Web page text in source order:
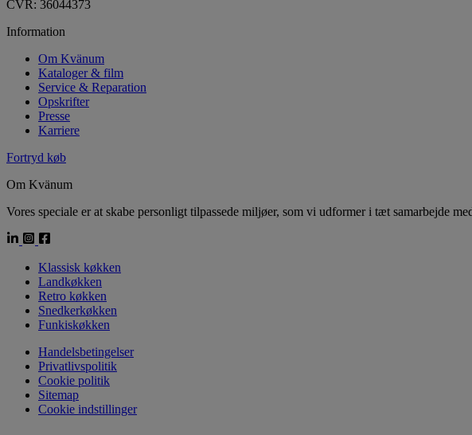
CVR: 36044373
Information
Om Kvänum
Kataloger & film
Service & Reparation
Opskrifter
Presse
Karriere
Fortryd køb
Om Kvänum
Vores speciale er at skabe personligt tilpassede miljøer, som vi udformer i tæt samarbejde
Klassisk køkken
Landkøkken
Retro køkken
Snedkerkøkken
Funkiskøkken
Handelsbetingelser
Privatlivspolitik
Cookie politik
Sitemap
Cookie indstillinger